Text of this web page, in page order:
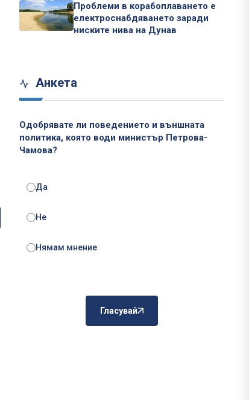
Проблеми в корабоплаването е
електроснабдяването заради
ниските нива на Дунав
Анкета
Одобрявате ли поведението и външната
политика, която води министър Петрова-
Чамова?
Да
Не
Нямам мнение
Гласувай